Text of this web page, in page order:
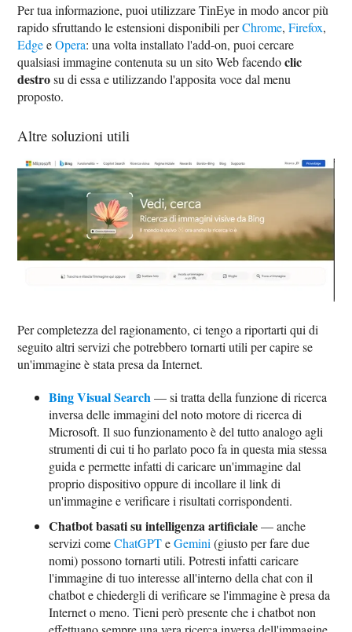
Per tua informazione, puoi utilizzare TinEye in modo ancor più
rapido sfruttando le estensioni disponibili perChrome,Firefox,
EdgeeOpera: una volta installato l'add-on, puoi cercare
qualsiasi immagine contenuta su un sito Web facendoclic
destrosu di essa e utilizzando l'apposita voce dal menu
proposto.
Altre soluzioni utili
Per completezza del ragionamento, ci tengo a riportarti qui di
seguito altri servizi che potrebbero tornarti utili per capire se
un'immagine è stata presa da Internet.
Bing Visual Search— si tratta della funzione di ricerca
inversa delle immagini del noto motore di ricerca di
Microsoft. Il suo funzionamento è del tutto analogo agli
strumenti di cui ti ho parlato poco fa in questa mia stessa
guida e permette infatti di caricare un'immagine dal
proprio dispositivo oppure di incollare il link di
un'immagine e verificare i risultati corrispondenti.
Chatbot basati su intelligenza artificiale— anche
servizi comeChatGPTeGemini(giusto per fare due
nomi) possono tornarti utili. Potresti infatti caricare
l'immagine di tuo interesse all'interno della chat con il
chatbot e chiedergli di verificare se l'immagine è presa da
Internet o meno. Tieni però presente che i chatbot non